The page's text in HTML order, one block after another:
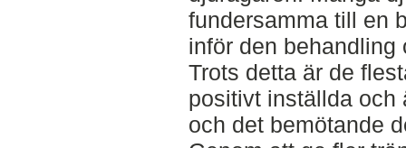
fundersamma till en
inför den behandling
Trots detta är de
positivt inställda och
och det bemötande